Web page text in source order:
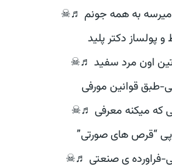
میرسه به همه جونم ♬☠
پولساز دکتر پلید
اون مرد سفید ♬☠
طبق قوانین مورفی
که میکنه معرفی ♬☠
“قرص های صورتی”
فراورده ی صنعتی ♬☠